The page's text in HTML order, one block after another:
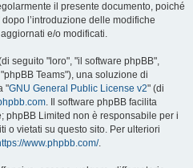
il presente documento, poiché
dopo l’introduzione delle modifiche
e/o modificati.
seguito "loro", "il software phpBB",
Teams"), una soluzione di
"GNU General Public License v2" (di
. Il software phpBB facilita
phpBB Limited non è responsabile per i
o vietati su questo sito. Per ulteriori
www.phpbb.com/.